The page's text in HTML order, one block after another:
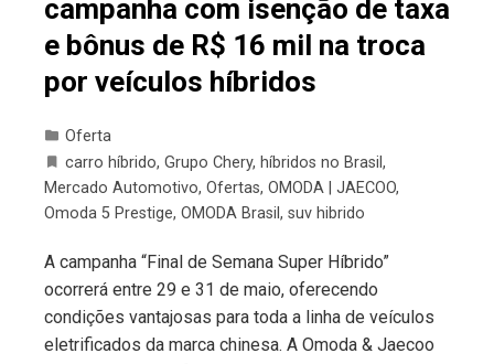
campanha com isenção de taxa
e bônus de R$ 16 mil na troca
por veículos híbridos
Oferta
carro híbrido, Grupo Chery, híbridos no Brasil ,
Mercado Automotivo, Ofertas, OMODA | JAECOO,
Omoda 5 Prestige, OMODA Brasil , suv hibrido
A campanha “Final de Semana Super Híbrido”
ocorrerá entre 29 e 31 de maio, oferecendo
condições vantajosas para toda a linha de veículos
eletrificados da marca chinesa. A Omoda & Jaecoo